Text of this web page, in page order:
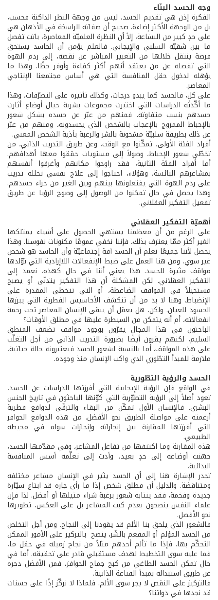
وجه الحسد البنّاء
الفكرة إذن هي تقديم الحسد، ليس من وجهة النظر الداكنة فحسب،
بل من الوجهة الأكثر إضاءة. صحيح أن صفاته الراسخة في الأذهان هي
على حدٍ كبير من البشاعة، إلاً أن النظرة العلميّة المعاصرة، باتت تفصل
ما بين شقيّه السلبي والإيجابي. فالعلم يؤمن أن الحاسد يستحق
فرصة ينتقل خلالها من التعبير المباشر عن نقصه، إلى ردم الهوة
التي تفصله عن من يعتقد أنهم أكثر كفاءة وأوفر حظًا. وهذا ما
يؤهله لدخول حقل المنافسة التي هي أساس مجتمعنا الإنتاجي
المعاصر.
على كلٍ، فالحسد كما يبدو درجات، وكذلك تأثيره على التصرّفات، وهذا
ما أكّدته الدراسات التي اختبرت مجموعات بشرية حيال أوضاع أثارت
حسدهم بنسب متفاوتة. فمنهم من عبّر عن حسده بشكل شعور
بالإحباط الممزوج بالإعجاب بالشخص الذي يحسدونه، ومنهم من عبّر
عن ذلك بطريقة سلبيّة مشحونة بالشر والرغبة بأذية الشخص المعني.
أفراد الفئة الأولى، تمكّنوا مع الوقت، وعن طريق التدريب الذاتي، من
تخطّي شعور الإحباط، وصولاً إلى مستويات حققوا معها أهدافهم.
أما أفراد الفئة الثانية، فقد راوحوا مكانهم وأغرقوا أنفسهم
بمشاعرهم البائسة، وهؤلاء، احتاجوا إلى علاج نفسي تخلله تدريب
على ردم الهوة التي يفتعلونها بينهم وبين الغير من جراء حسدهم.
وهذا يحصل في حال تمكنوا من الوصول إلى وضوح الرؤيا عن طريق
تفعيل التفكير العقلاني.
أهميّة التفكير العقلاني
على الرغم من أن معظمنا يشتهي الحصول على أشياء يمتلكها
الغير أكثر ممّا يعترف بذلك، فإننا نخفي عمومًا مكنونات نفوسنا. وهذا
يحصل لأننا جميعًا نعلم أن الحسد آفة إجتماعيّة وأن الحاسد هو شخص
غير سوي. ومن هنا العمل على ضبط الإنفعالات اللاإرادية التي توّلدها
مواقف مثيرة للحسد. هذا يعني أننا في حال كهذه، نعمد إلى
التفكير العقلاني. لكن المشكلة أن هذا التفكير يتدنّى أو يصبح
مستحيلاً في المواقف الضاغطة، أو التي تتخطى المقدرة على
الإنضباط. وهنا لا بد من أن تنكشف الأحاسيس الفطرية التي يبرزها
الحسود للعيان. ولكن، هل يعقل أن يبقى الإنسان المعاصر تحت رحمة
انفعالاته، أم أنه يتمكن من السيطرة عليها في مطلق الأوقات؟
الباحثون في هذا المجال يقرّون بوجود مواقف تضعف المنطق
السليم، لكنهم يقرون أيضًا بضرورة التدريب الذاتي من أجل التغلّب
على هذه المواقف. أما بالنسبة لشعور الحسد فيعتبرونه حالة حياتية،
ملازمة للمبدأ التطّوري الذي واكب الإنسان منذ وجوده.
الحسد والرؤية التطّورية
في الواقع فإن الرؤية الإيجابية التي أفرزتها الدراسات عن الحسد،
تعود أصلاً إلى الرؤية التطوّرية التي كوّنها الباحثون في تاريخ الجنس
البشري. فالإنسان الأول تمكّن من البقاء والترقّي لدوافع فطرية
أرغمته على مواصلة الطريق نحو الأفضل. من هذه الدوافع الحوافز
التي أفرزتها المقارنة بين إنجازاته وإنجازات سواه في محيطه
الطبيعي.
هذه المقارنة وما اكتنفها من تفاعل المشاعر، وفي مقدّمها الحسد،
حسّنت أوضاعه إلى حدٍ بعيد، وأدت إلى تعلّمه أسس المنافسة
البدائية.
تجدر الإشارة هنا إلى أن الحسد يثير في الإنسان مشاعر مختلفه
ومتناقضة. والدليل أن مطلق شخص إذا ما رأى جاره قد ابتاع سيّارة
جديدة وفخمة، فقد ينتابه شعور برغبة شراء مثيلها أو أفضل. لذا فإن
علماء النفس ينصحون بعدم كبت المشاعر بل على العكس، تطويرها
نحو الأفضل.
فالشعور الذي يلحق بنا الألم قد يقودنا إلى النجاح. ومن أجل التخلص
من الحسد المؤلم أو المفعم بالشّر، ينصح بالتركيز على الأمور الممكن
التحكّم بها. فإذا ما تألم أحدهم مثلاً من نجاح زميله في حقل ما،
فما عليه سوى التخطيط لهدف مستقبلي قادر على تحقيقه. أما في
حال تمكن الحسد الطاغي من كبح جماح الحوافز، فمن الأفضل دحره
عن طريق استبداله بمبدأ القناعة الذاتية.
فالتركيز على النقص لا يجر سوى الألم. فلماذا لا نركّز إذًا على حسنات
قد نجدها في ذواتنا؟